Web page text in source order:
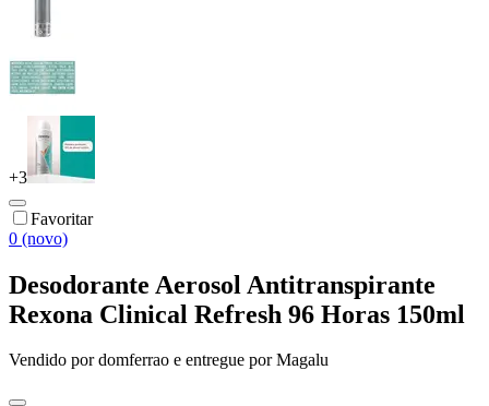
+3
Favoritar
0 (novo)
Desodorante Aerosol Antitranspirante
Rexona Clinical Refresh 96 Horas 150ml
Vendido pordomferrao e entregue por Magalu